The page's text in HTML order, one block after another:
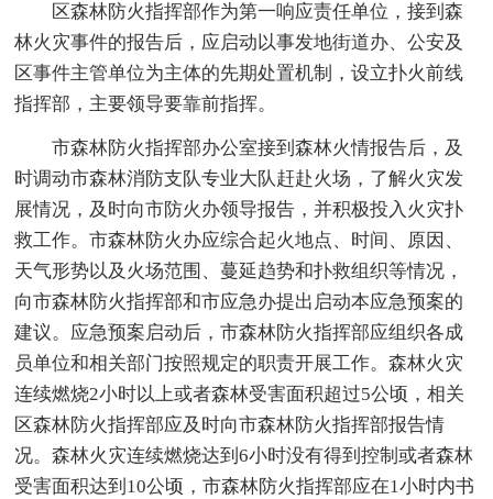
区森林防火指挥部作为第一响应责任单位，接到森
林火灾事件的报告后，应启动以事发地街道办、公安及
区事件主管单位为主体的先期处置机制，设立扑火前线
指挥部，主要领导要靠前指挥。
市森林防火指挥部办公室接到森林火情报告后，及
时调动市森林消防支队专业大队赶赴火场，了解火灾发
展情况，及时向市防火办领导报告，并积极投入火灾扑
救工作。市森林防火办应综合起火地点、时间、原因、
天气形势以及火场范围、蔓延趋势和扑救组织等情况，
向市森林防火指挥部和市应急办提出启动本应急预案的
建议。应急预案启动后，市森林防火指挥部应组织各成
员单位和相关部门按照规定的职责开展工作。森林火灾
连续燃烧2小时以上或者森林受害面积超过5公顷，相关
区森林防火指挥部应及时向市森林防火指挥部报告情
况。森林火灾连续燃烧达到6小时没有得到控制或者森林
受害面积达到10公顷，市森林防火指挥部应在1小时内书